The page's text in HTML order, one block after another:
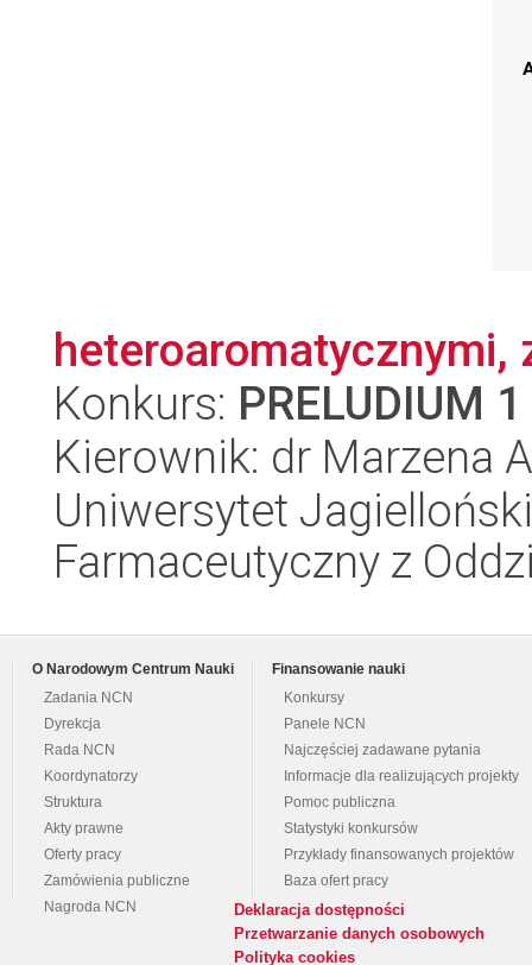
heteroaromatycznymi,
Konkurs: PRELUDIUM 1
Kierownik: dr Marzena
Uniwersytet
Farmaceutyczny z
O Narodowym Centrum Nauki
Zadania NCN
Dyrekcja
Rada NCN
Koordynatorzy
Struktura
Akty prawne
Oferty pracy
Zamówienia publiczne
Nagroda NCN
Finansowanie nauki
Konkursy
Panele NCN
Najczęściej zadawane pytania
Informacje dla realizujących projekty
Pomoc publiczna
Statystyki konkursów
Przykłady finansowanych projektów
Baza ofert pracy
Deklaracja dostępności
Przetwarzanie danych osobowych
Polityka cookies